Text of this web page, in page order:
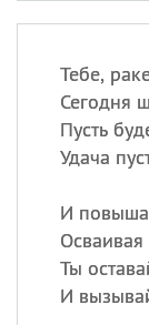
Тебе,
Сегодня
Пусть
Удача
И
Ты
И